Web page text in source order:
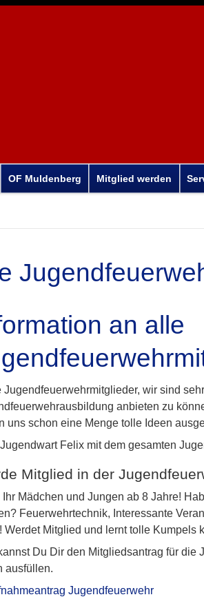
OF Muldenberg Mitglied werden
an alle
Jugendfeuerwehrmitglieder, wir sind
anbieten zu
uns schon eine Menge tolle Ideen
Felix mit dem gesamten
Mitglied in der
Ihr Mädchen und Jungen ab 8 Jahre!
Feuerwehrtechnik, Interessante
Werdet Mitglied und lernt tolle Kumpels
Du Dir den Mitgliedsantrag für
ausfüllen.
Jugendfeuerwehr